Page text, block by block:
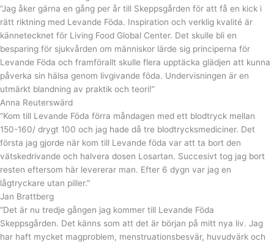
“Jag åker gärna en gång per år till Skeppsgården för att få en kick i
rätt riktning med Levande Föda. Inspiration och verklig kvalité är
kännetecknet för Living Food Global Center. Det skulle bli en
besparing för sjukvården om människor lärde sig principerna för
Levande Föda och framförallt skulle flera upptäcka glädjen att kunna
påverka sin hälsa genom livgivande föda. Undervisningen är en
utmärkt blandning av praktik och teori!”
Anna Reuterswärd
“Kom till Levande Föda förra måndagen med ett blodtryck mellan
150-160/ drygt 100 och jag hade då tre blodtrycksmediciner. Det
första jag gjorde när kom till Levande föda var att ta bort den
vätskedrivande och halvera dosen Losartan. Succesivt tog jag bort
resten eftersom här levererar man. Efter 6 dygn var jag en
lågtryckare utan piller."
Jan Brattberg
“Det är nu tredje gången jag kommer till Levande Föda
Skeppsgården. Det känns som att det är början på mitt nya liv. Jag
har haft mycket magproblem, menstruationsbesvär, huvudvärk och